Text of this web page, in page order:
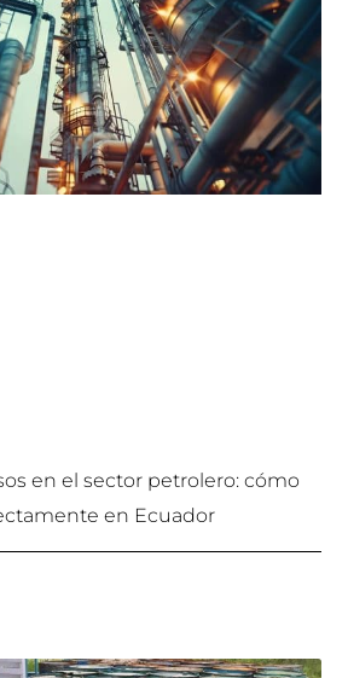
en el sector petrolero: cómo
en Ecuador